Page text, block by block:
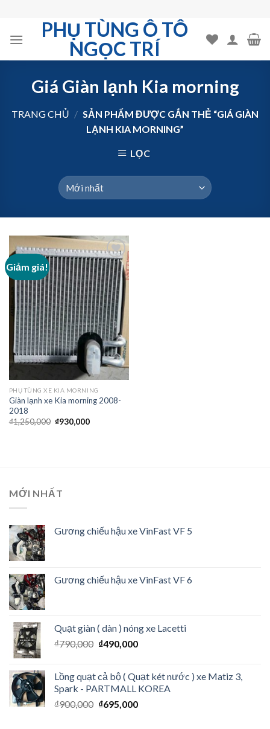
content
PHỤ TÙNG Ô TÔ
NGỌC TRÍ
Giá Giàn lạnh Kia morning
TRANG CHỦ / SẢN PHẨM ĐƯỢC GẮN THẺ “GIÁ GIÀN
LẠNH KIA MORNING”
LỌC
Giảm giá!
Add to
Wishlist
PHỤ TÙNG XE KIA MORNING
Giàn lạnh xe Kia morning 2008-
2018
₫1,250,000 ₫930,000
MỚI NHẤT
Gương chiếu hậu xe VinFast VF 5
Gương chiếu hậu xe VinFast VF 6
Quạt giàn ( dàn ) nóng xe Lacetti
₫790,000 ₫490,000
Lồng quạt cả bộ ( Quạt két nước ) xe Matiz 3,
Spark - PARTMALL KOREA
₫900,000 ₫695,000